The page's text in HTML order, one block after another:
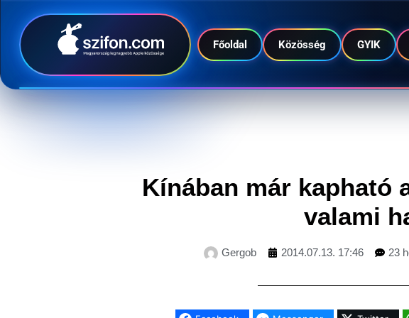
Főoldal Közösség GYIK
Kínában már kapható
valami
Gergob 2014.07.13. 17:46 23